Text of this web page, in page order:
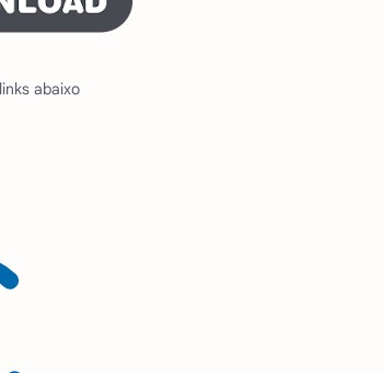
abaixo
AGUARDE